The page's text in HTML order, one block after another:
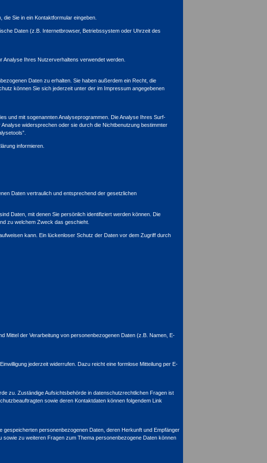
Sie in ein Kontaktformular eingeben.
Daten (z.B. Internetbrowser, Betriebssystem oder Uhrzeit des
Analyse Ihres Nutzerverhaltens verwendet werden.
Daten zu erhalten. Sie haben außerdem ein Recht, die
können Sie sich jederzeit unter der im Impressum angegebenen
und mit sogenannten Analyseprogrammen. Die Analyse Ihres Surf-
widersprechen oder sie durch die Nichtbenutzung bestimmter
informieren.
Daten vertraulich und entsprechend der gesetzlichen
Daten, mit denen Sie persönlich identifiziert werden können. Die
zu welchem Zweck das geschieht.
kann. Ein lückenloser Schutz der Daten vor dem Zugriff durch
Mittel der Verarbeitung von personenbezogenen Daten (z.B. Namen, E-
jederzeit widerrufen. Dazu reicht eine formlose Mitteilung per E-
zu. Zuständige Aufsichtsbehörde in datenschutzrechtlichen Fragen ist
sowie deren Kontaktdaten können folgendem Link
personenbezogenen Daten, deren Herkunft und Empfänger
zu weiteren Fragen zum Thema personenbezogene Daten können